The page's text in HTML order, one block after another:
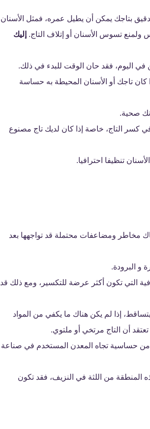
الدقيق بتاجك يمكن أن يطيل عمره، فمثل الأسنان
ولمنع تسوس الأسنان أو إتلاف التاج. إليك
في اليوم، فقد حان الوقت للبدء في ذلك.
تاجك أو الأسنان المحيطة به حساسة
صحية.
كسر التاج، خاصة إذا كان لديك تاج مصنوع
تنظيفا احترافيا.
مخاطر ومضاعفات محتملة قد تواجهها بعد
و البرودة.
التي تكون أكثر عرضة للتكسير، ومع ذلك قد
إذا لم يكن هناك ما يكفي من المواد
أن التاج مرتخي أو ملتوي.
حساسية تجاه المعدن المستخدم في صناعة
المنطقة من اللثة في النزيف، فقد تكون